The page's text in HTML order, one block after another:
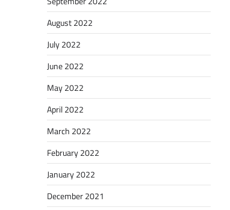
August 2022
July 2022
June 2022
May 2022
April 2022
March 2022
February 2022
January 2022
December 2021